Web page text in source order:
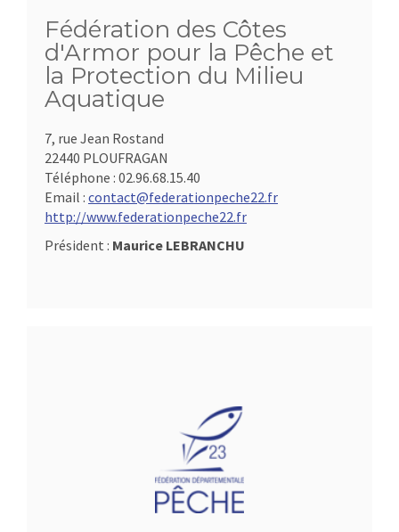
Fédération des Côtes
d'Armor pour la Pêche et
la Protection du Milieu
Aquatique
7, rue Jean Rostand
22440 PLOUFRAGAN
Téléphone : 02.96.68.15.40
Email : contact@federationpeche22.fr
http://www.federationpeche22.fr
Président : Maurice LEBRANCHU